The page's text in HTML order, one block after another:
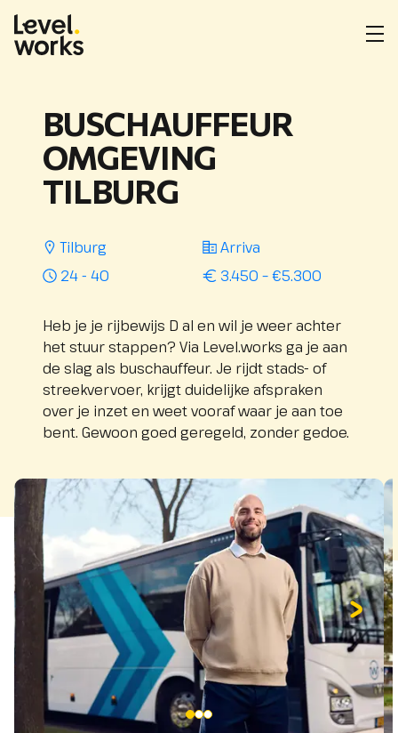
Homepage
BUSCHAUFFEUR
OMGEVING
TILBURG
Tilburg Arriva
24 - 40 3.450 – €5.300
Heb je je rijbewijs D al en wil je weer achter
het stuur stappen? Via Level.works ga je aan
de slag als buschauffeur. Je rijdt stads- of
streekvervoer, krijgt duidelijke afspraken
over je inzet en weet vooraf waar je aan toe
bent. Gewoon goed geregeld, zonder gedoe.